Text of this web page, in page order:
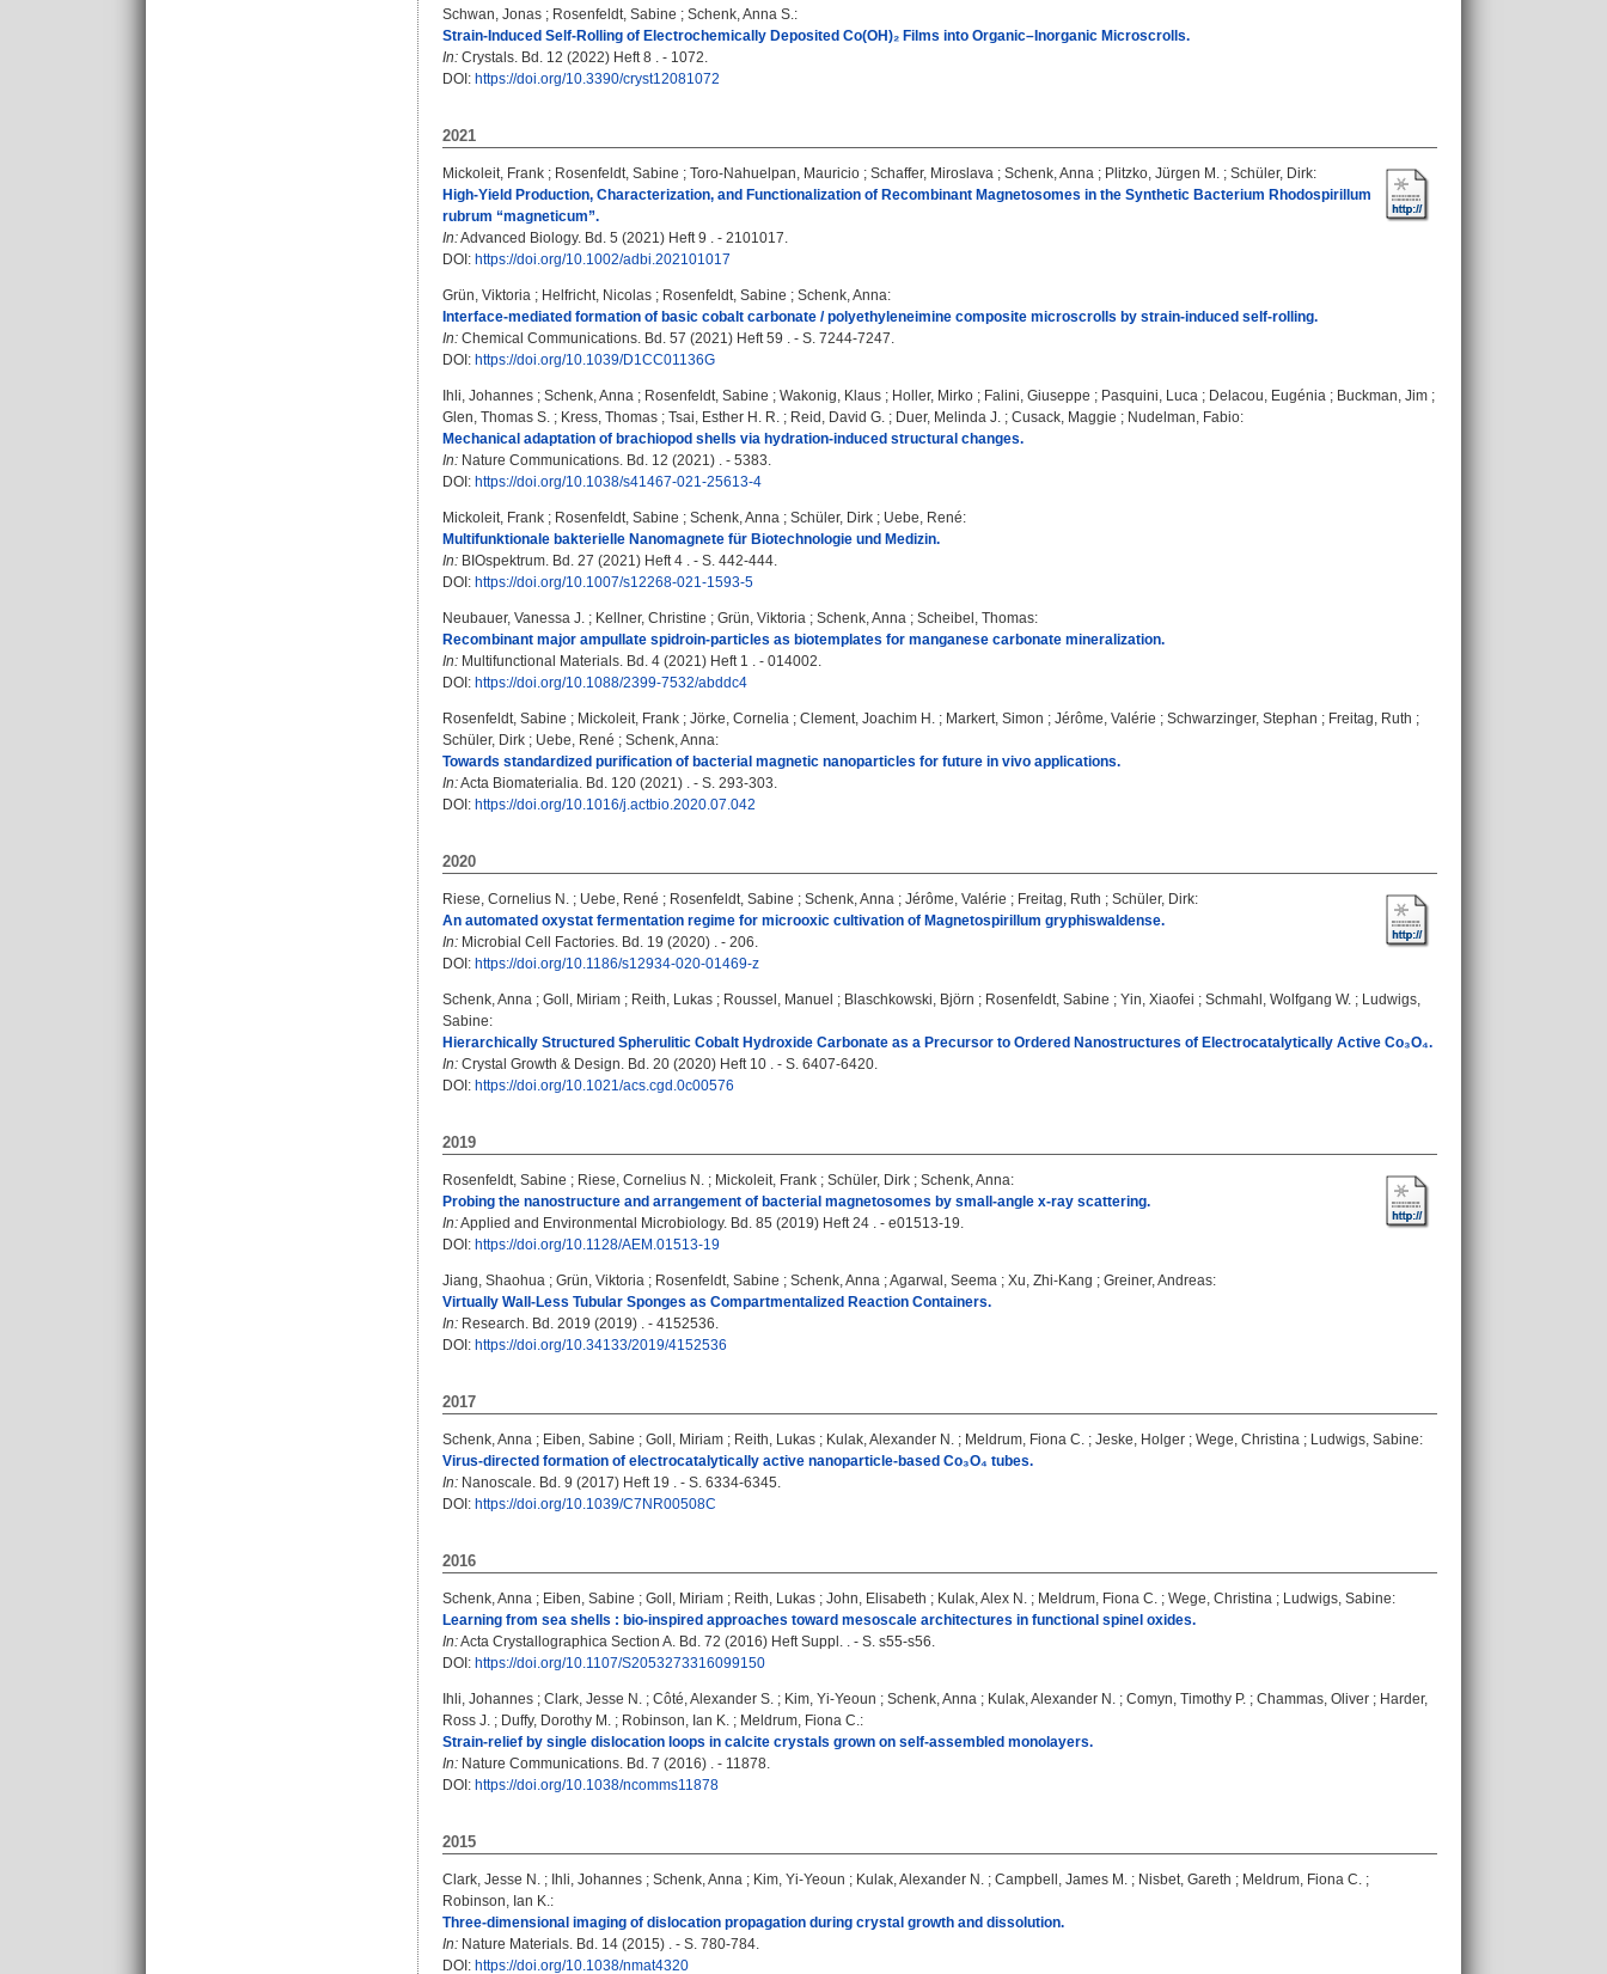
Schwan, Jonas ; Rosenfeldt, Sabine ; Schenk, Anna S.:
Strain-Induced Self-Rolling of Electrochemically Deposited Co(OH)₂ Films into Organic–Inorganic Microscrolls.
In: Crystals. Bd. 12 (2022) Heft 8 . - 1072.
DOI: https://doi.org/10.3390/cryst12081072
2021
Mickoleit, Frank ; Rosenfeldt, Sabine ; Toro‐Nahuelpan, Mauricio ; Schaffer, Miroslava ; Schenk, Anna ; Plitzko, Jürgen M. ; Schüler, Dirk:
High‐Yield Production, Characterization, and Functionalization of Recombinant Magnetosomes in the Synthetic Bacterium Rhodospirillum
rubrum “magneticum”.
In:Advanced Biology. Bd. 5 (2021) Heft 9 . - 2101017.
DOI: https://doi.org/10.1002/adbi.202101017
Grün, Viktoria ; Helfricht, Nicolas ; Rosenfeldt, Sabine ; Schenk, Anna:
Interface-mediated formation of basic cobalt carbonate / polyethyleneimine composite microscrolls by strain-induced self-rolling.
In: Chemical Communications. Bd. 57 (2021) Heft 59 . - S. 7244-7247.
DOI: https://doi.org/10.1039/D1CC01136G
Ihli, Johannes ; Schenk, Anna ; Rosenfeldt, Sabine ; Wakonig, Klaus ; Holler, Mirko ; Falini, Giuseppe ; Pasquini, Luca ; Delacou, Eugénia ; Buckman, Jim ;
Glen, Thomas S. ; Kress, Thomas ; Tsai, Esther H. R. ; Reid, David G. ; Duer, Melinda J. ; Cusack, Maggie ; Nudelman, Fabio:
Mechanical adaptation of brachiopod shells via hydration-induced structural changes.
In: Nature Communications. Bd. 12 (2021) . - 5383.
DOI: https://doi.org/10.1038/s41467-021-25613-4
Mickoleit, Frank ; Rosenfeldt, Sabine ; Schenk, Anna ; Schüler, Dirk ; Uebe, René:
Multifunktionale bakterielle Nanomagnete für Biotechnologie und Medizin.
In: BIOspektrum. Bd. 27 (2021) Heft 4 . - S. 442-444.
DOI: https://doi.org/10.1007/s12268-021-1593-5
Neubauer, Vanessa J. ; Kellner, Christine ; Grün, Viktoria ; Schenk, Anna ; Scheibel, Thomas:
Recombinant major ampullate spidroin-particles as biotemplates for manganese carbonate mineralization.
In: Multifunctional Materials. Bd. 4 (2021) Heft 1 . - 014002.
DOI: https://doi.org/10.1088/2399-7532/abddc4
Rosenfeldt, Sabine ; Mickoleit, Frank ; Jörke, Cornelia ; Clement, Joachim H. ; Markert, Simon ; Jérôme, Valérie ; Schwarzinger, Stephan ; Freitag, Ruth ;
Schüler, Dirk ; Uebe, René ; Schenk, Anna:
Towards standardized purification of bacterial magnetic nanoparticles for future in vivo applications.
In:Acta Biomaterialia. Bd. 120 (2021) . - S. 293-303.
DOI: https://doi.org/10.1016/j.actbio.2020.07.042
2020
Riese, Cornelius N. ; Uebe, René ; Rosenfeldt, Sabine ; Schenk, Anna ; Jérôme, Valérie ; Freitag, Ruth ; Schüler, Dirk:
An automated oxystat fermentation regime for microoxic cultivation of Magnetospirillum gryphiswaldense.
In: Microbial Cell Factories. Bd. 19 (2020) . - 206.
DOI: https://doi.org/10.1186/s12934-020-01469-z
Schenk, Anna ; Goll, Miriam ; Reith, Lukas ; Roussel, Manuel ; Blaschkowski, Björn ; Rosenfeldt, Sabine ; Yin, Xiaofei ; Schmahl, Wolfgang W. ; Ludwigs,
Sabine:
Hierarchically Structured Spherulitic Cobalt Hydroxide Carbonate as a Precursor to Ordered Nanostructures of Electrocatalytically Active Co₃O₄.
In: Crystal Growth & Design. Bd. 20 (2020) Heft 10 . - S. 6407-6420.
DOI: https://doi.org/10.1021/acs.cgd.0c00576
2019
Rosenfeldt, Sabine ; Riese, Cornelius N. ; Mickoleit, Frank ; Schüler, Dirk ; Schenk, Anna:
Probing the nanostructure and arrangement of bacterial magnetosomes by small-angle x-ray scattering.
In:Applied and Environmental Microbiology. Bd. 85 (2019) Heft 24 . - e01513-19.
DOI: https://doi.org/10.1128/AEM.01513-19
Jiang, Shaohua ; Grün, Viktoria ; Rosenfeldt, Sabine ; Schenk, Anna ;Agarwal, Seema ; Xu, Zhi-Kang ; Greiner, Andreas:
Virtually Wall-Less Tubular Sponges as Compartmentalized Reaction Containers.
In: Research. Bd. 2019 (2019) . - 4152536.
DOI: https://doi.org/10.34133/2019/4152536
2017
Schenk, Anna ; Eiben, Sabine ; Goll, Miriam ; Reith, Lukas ; Kulak, Alexander N. ; Meldrum, Fiona C. ; Jeske, Holger ; Wege, Christina ; Ludwigs, Sabine:
Virus-directed formation of electrocatalytically active nanoparticle-based Co₃O₄ tubes.
In: Nanoscale. Bd. 9 (2017) Heft 19 . - S. 6334-6345.
DOI: https://doi.org/10.1039/C7NR00508C
2016
Schenk, Anna ; Eiben, Sabine ; Goll, Miriam ; Reith, Lukas ; John, Elisabeth ; Kulak, Alex N. ; Meldrum, Fiona C. ; Wege, Christina ; Ludwigs, Sabine:
Learning from sea shells : bio-inspired approaches toward mesoscale architectures in functional spinel oxides.
In:Acta Crystallographica Section A. Bd. 72 (2016) Heft Suppl. . - S. s55-s56.
DOI: https://doi.org/10.1107/S2053273316099150
Ihli, Johannes ; Clark, Jesse N. ; Côté, Alexander S. ; Kim, Yi-Yeoun ; Schenk, Anna ; Kulak, Alexander N. ; Comyn, Timothy P. ; Chammas, Oliver ; Harder,
Ross J. ; Duffy, Dorothy M. ; Robinson, Ian K. ; Meldrum, Fiona C.:
Strain-relief by single dislocation loops in calcite crystals grown on self-assembled monolayers.
In: Nature Communications. Bd. 7 (2016) . - 11878.
DOI: https://doi.org/10.1038/ncomms11878
2015
Clark, Jesse N. ; Ihli, Johannes ; Schenk, Anna ; Kim, Yi-Yeoun ; Kulak, Alexander N. ; Campbell, James M. ; Nisbet, Gareth ; Meldrum, Fiona C. ;
Robinson, Ian K.:
Three-dimensional imaging of dislocation propagation during crystal growth and dissolution.
In: Nature Materials. Bd. 14 (2015) . - S. 780-784.
DOI: https://doi.org/10.1038/nmat4320